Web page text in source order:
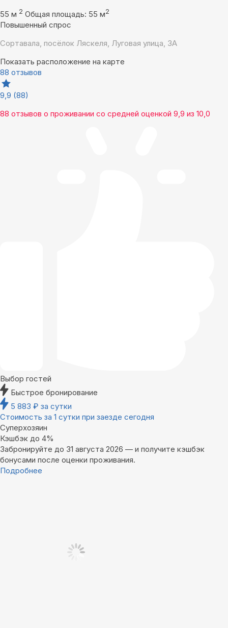
55 м 2 Общая площадь: 55 м2
Повышенный спрос
Сортавала, посёлок Ляскеля, Луговая улица, 3А
Показать расположение на карте
88 отзывов
9,9 (88)
88 отзывов о проживании со средней оценкой 9,9 из 10,0
Выбор гостей
Быстрое бронирование
5 883 ₽ за сутки
Стоимость за 1 сутки при заезде сегодня
Суперхозяин
Кэшбэк до 4%
Забронируйте до 31 августа 2026 — и получите кэшбэк
бонусами после оценки проживания.
Подробнее